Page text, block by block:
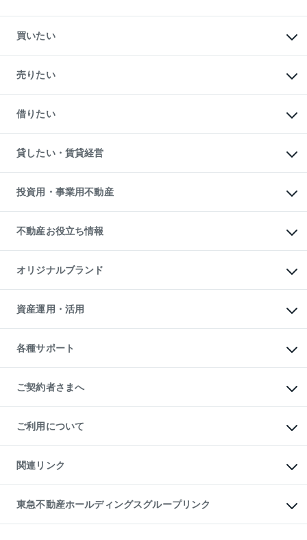
買いたい
新築・分譲マンションの購入
中古マンションの購入
一戸建ての購入
中古一戸建ての購入
不動産購入の流れ
注目キーワード物件特集
購入ガイド
English 繁体中文簡体中文
売りたい
一戸建ての売却・査定
土地の売却・査定
スピードAI査定
不動産査定について
不動産売却の流れ
不動産買換えの流れ
売却ガイド
借りたい
オフィス・店舗の賃貸
借りるときの流れ
借りるガイド
貸したい・賃貸経営
マンション賃料データ
賃貸管理プラン
リロケーションについて
貸すガイド
投資用・事業用不動産
事業用不動産
マンション投資
投資用マンション
アパート経営
収益物件
ビル購入（ビル一棟）
投資用不動産の売却査定
事業用不動産の売却査定
不動産お役立ち情報
マンションライブラリー
人気マンションランキング
暮らしに役立つ不動産メディア
不動産相場・不動産価格情報
不動産コラム・ニュース
不動産用語集
不動産なんでもネット相談室
住まいの税金
オリジナルブランド
一棟リノベーションマンション
L`GENTE（ルジェンテ）
区分リノベーションマンション
投資用一棟レジデンスWELL
不動産小口投資
LEGACIA（レガシア）
資産運用・活用
不動産M&A
アセットマネジメント・出資
各種サポート
相続サポート
リフォームサポート
ご契約者さまへ
ご紹介・再契約特典
入居者様専用-各種ご案内（賃貸）
東急こすもす会「こすもすWeb」
ご利用について
金融商品取引について
東急リバブル ソーシャルメディアポリシー
ご意見・お問い合わせ（金融商品取引専用の相談・お問い合わせ窓口）
ダイレクトメール（郵送物）・Eメールなどの送付停止について
関連リンク
これからご結婚される方に東急百貨店のブライダルクラブ
人材サービスのご用命は 東急リバブルスタッフ株式会社まで
東北の逸品を贈ります 東北すぐれものセレクション
東急不動産ホールディングスグループリンク